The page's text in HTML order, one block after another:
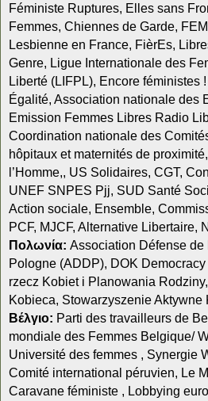
Féministe Ruptures, Elles sans
Femmes, Chiennes de Garde,
Lesbienne en France, FièrEs,
Genre, Ligue Internationale des
Liberté (LIFPL), Encore féministes
Égalité, Association nationale des
Emission Femmes Libres Radio
Coordination nationale des
hôpitaux et maternités de
l’Homme,, US Solidaires, CGT,
UNEF SNPES Pjj, SUD Santé
Action sociale, Ensemble,
PCF, MJCF, Alternative Libertaire,
Πολωνία: Association Défense de
Pologne (ADDP), DOK
rzecz Kobiet i Planowania
Kobieca, Stowarzyszenie Aktywne
Βέλγιο: Parti des travailleurs de
mondiale des Femmes Belgique/
Université des femmes , Synergie
Comité international péruvien, Le
Caravane féministe , Lobbying